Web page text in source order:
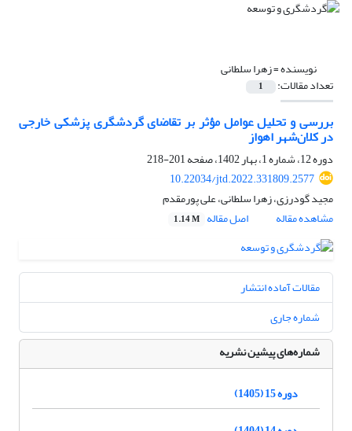
نویسنده =زهرا سلطانی
تعداد مقالات: 1
بررسی و تحلیل عوامل مؤثر بر تقاضای گردشگری پزشکی خارجی
در کلان‌شهر اهواز
دوره 12، شماره 1، بهار 1402، صفحه
201-218
10.22034/jtd.2022.331809.2577
مجید گودرزی، زهرا سلطانی، علی پورمقدم
مشاهده مقاله
اصل مقاله 1.14 M
مقالات آماده انتشار
شماره جاری
شماره‌های پیشین نشریه
دوره 15 (1405)